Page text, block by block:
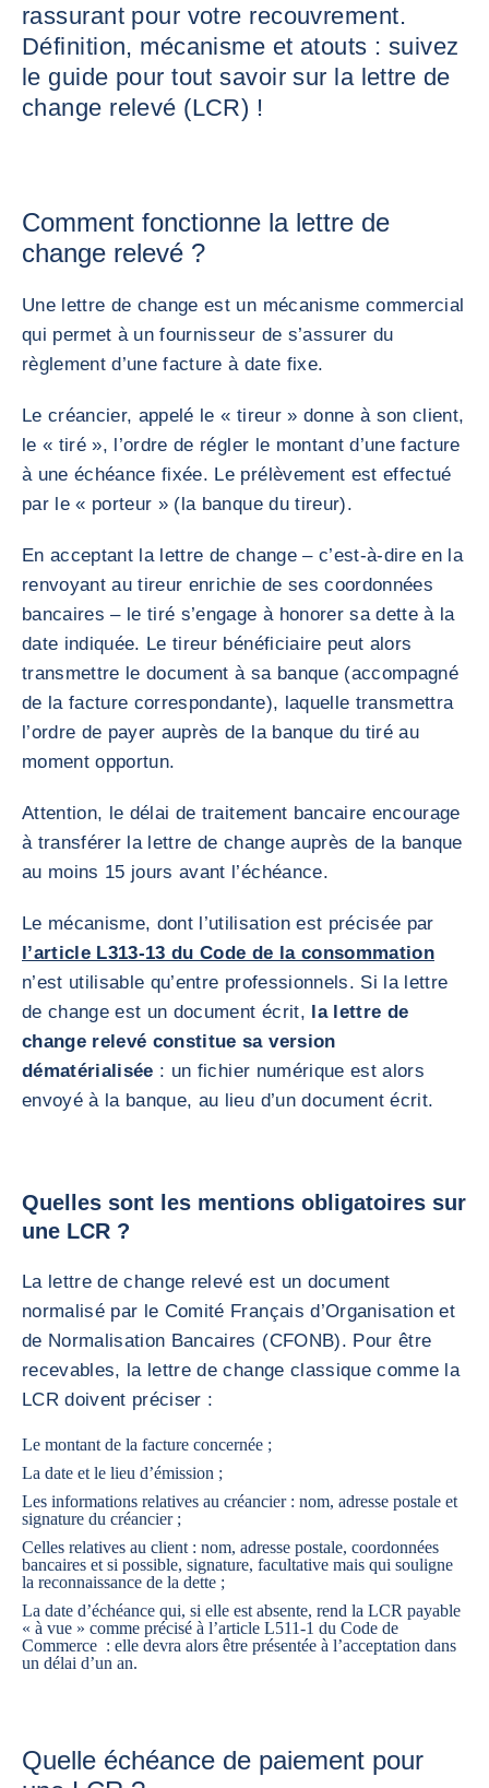
rassurant pour votre recouvrement.
Définition, mécanisme et atouts : suivez
le guide pour tout savoir sur la lettre de
change relevé (LCR) !
Comment fonctionne la lettre de
change relevé ?
Une lettre de change est un mécanisme commercial
qui permet à un fournisseur de s’assurer du
règlement d’une facture à date fixe.
Le créancier, appelé le « tireur » donne à son client,
le « tiré », l’ordre de régler le montant d’une facture
à une échéance fixée. Le prélèvement est effectué
par le « porteur » (la banque du tireur).
En acceptant la lettre de change – c’est-à-dire en la
renvoyant au tireur enrichie de ses coordonnées
bancaires – le tiré s’engage à honorer sa dette à la
date indiquée. Le tireur bénéficiaire peut alors
transmettre le document à sa banque (accompagné
de la facture correspondante), laquelle transmettra
l’ordre de payer auprès de la banque du tiré au
moment opportun.
Attention, le délai de traitement bancaire encourage
à transférer la lettre de change auprès de la banque
au moins 15 jours avant l’échéance.
Le mécanisme, dont l’utilisation est précisée par
l’article L313-13 du Code de la consommation
n’est utilisable qu’entre professionnels. Si la lettre
de change est un document écrit, la lettre de
change relevé constitue sa version
dématérialisée : un fichier numérique est alors
envoyé à la banque, au lieu d’un document écrit.
Quelles sont les mentions obligatoires sur
une LCR ?
La lettre de change relevé est un document
normalisé par le Comité Français d’Organisation et
de Normalisation Bancaires (CFONB). Pour être
recevables, la lettre de change classique comme la
LCR doivent préciser :
Le montant de la facture concernée ;
La date et le lieu d’émission ;
Les informations relatives au créancier : nom, adresse postale et
signature du créancier ;
Celles relatives au client : nom, adresse postale, coordonnées
bancaires et si possible, signature, facultative mais qui souligne
la reconnaissance de la dette ;
La date d’échéance qui, si elle est absente, rend la LCR payable
« à vue » comme précisé à l’article L511-1 du Code de
Commerce : elle devra alors être présentée à l’acceptation dans
un délai d’un an.
Quelle échéance de paiement pour